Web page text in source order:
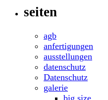
seiten
agb
anfertigungen
ausstellungen
datenschutz
Datenschutz
galerie